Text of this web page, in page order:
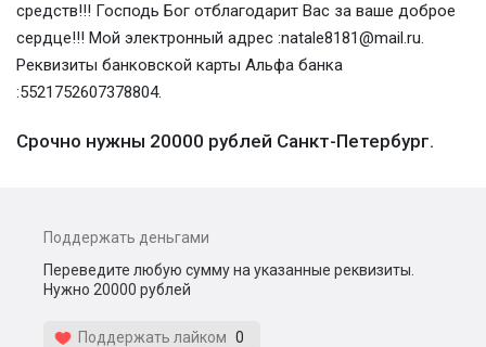
средств!!! Господь Бог отблагодарит Вас за ваше доброе
сердце!!! Мой электронный адрес :natale8181@mail.ru.
Реквизиты банковской карты Альфа банка
:5521752607378804.
Срочно нужны 20000 рублей Санкт-Петербург.
Поддержать деньгами
Переведите любую сумму на указанные реквизиты.
Нужно 20000 рублей
Поддержать лайком 0